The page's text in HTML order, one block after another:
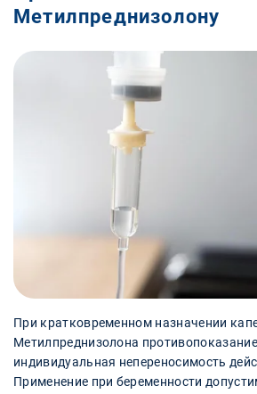
Метилпреднизолону
При кратковременном назначении
Метилпреднизолона
индивидуальная непереносимость
Применение при беременности